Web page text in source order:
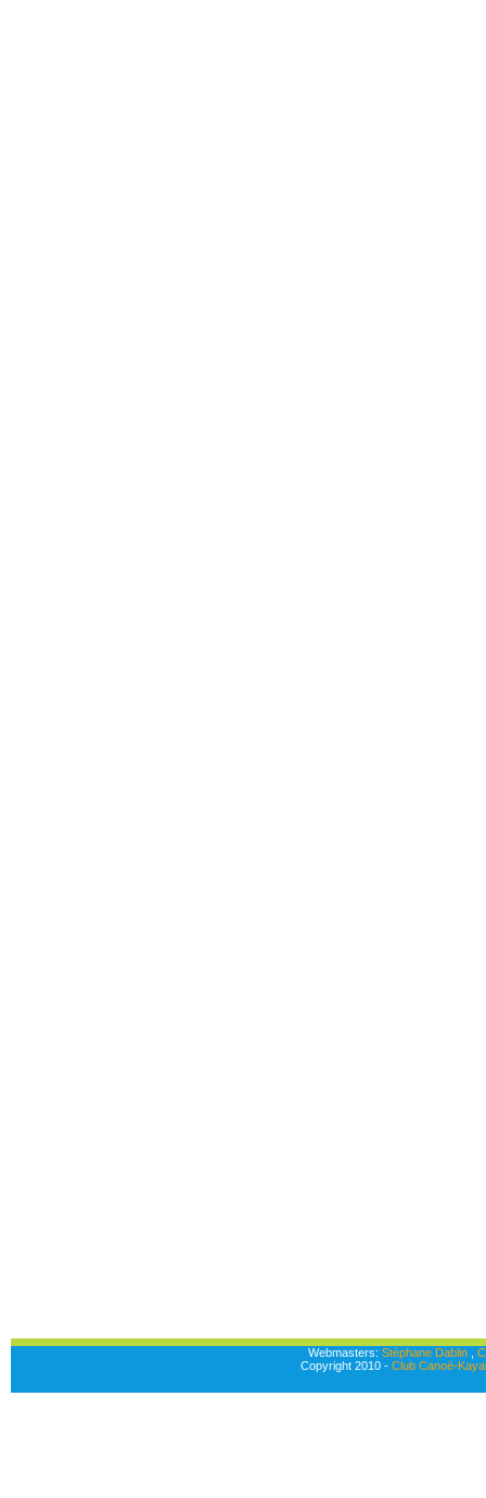
Webmasters: Stéphane Dablin,
Copyright 2010 - Club Canoë-